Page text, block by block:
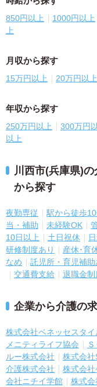
850円以上 1000円以上
上
月収から探す
15万円以上 20万円以上
年収から探す
250万円以上 300万円
以上
川西市(兵庫県)
から探す
夜勤専従 駅から徒歩
当・補助
未経験OK
10日以上
土日祝休
研修制度あり
産休･育
なめ
託児所・育児補助
交通費支給
退職金制
企業から介護の
株式会社ベネッセスタイ
メニティライフ協会
ルー株式会社
株式会
介護株式会社
株式会
会社ニチイ学館
株式会